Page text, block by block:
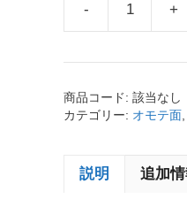
- +
商品コード: 該当なし
カテゴリー: オモテ面
説明 追加